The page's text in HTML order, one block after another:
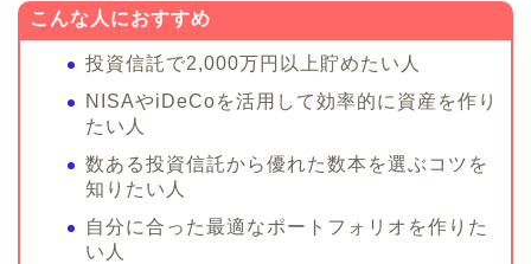
こんな人におすすめ
投資信託で2,000万円以上貯めたい人
NISAやiDeCoを活用して効率的に資産を作り
たい人
数ある投資信託から優れた数本を選ぶコツを
知りたい人
自分に合った最適なポートフォリオを作りた
い人